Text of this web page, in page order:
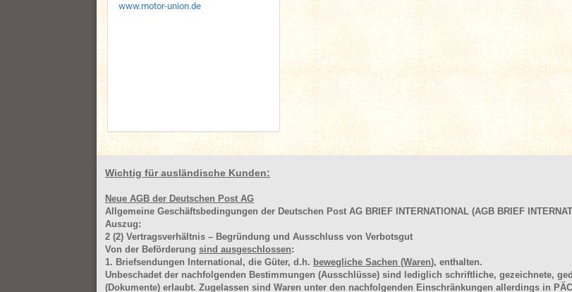
www.motor-union.de
Wichtig für ausländische Kunden:
Neue AGB der Deutschen Post AG
Allgemeine Geschäftsbedingungen der Deutschen Post AG BRIEF INTERNATIONAL (AGB BRIEF
Auszug:
2 (2) Vertragsverhältnis – Begründung und Ausschluss von Verbotsgut
Von der Beförderung sind ausgeschlossen:
1. Briefsendungen International, die Güter, d.h. bewegliche Sachen (Waren), enthalten.
Unbeschadet der nachfolgenden Bestimmungen (Ausschlüsse) sind lediglich schriftliche, gezeichnete,
(Dokumente) erlaubt. Zugelassen sind Waren unter den nachfolgenden Einschränkungen allerdings in